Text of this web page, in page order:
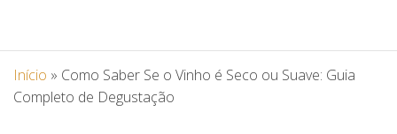
Início » Como Saber Se o Vinho é Seco ou Suave: Guia
Completo de Degustação